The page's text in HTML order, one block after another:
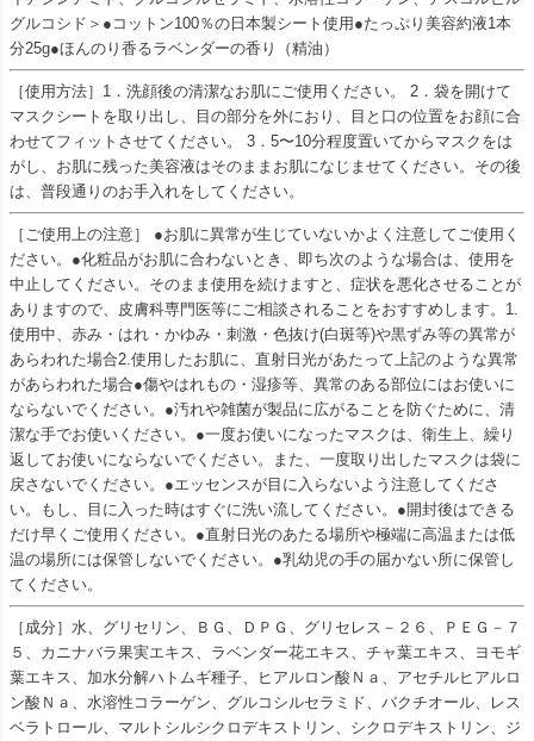
グルコシド＞●コットン100％の日本製シート使用●たっぷり美容約液1本
分25g●ほんのり香るラベンダーの香り（精油）
［使用方法］1．洗顔後の清潔なお肌にご使用ください。 2．袋を開けて
マスクシートを取り出し、目の部分を外におり、目と口の位置をお顔に合
わせてフィットさせてください。 3．5〜10分程度置いてからマスクをは
がし、お肌に残った美容液はそのままお肌になじませてください。その後
は、普段通りのお手入れをしてください。
［ご使用上の注意］ ●お肌に異常が生じていないかよく注意してご使用く
ださい。●化粧品がお肌に合わないとき、即ち次のような場合は、使用を
中止してください。そのまま使用を続けますと、症状を悪化させることが
ありますので、皮膚科専門医等にご相談されることをおすすめします。1.
使用中、赤み・はれ・かゆみ・刺激・色抜け(白斑等)や黒ずみ等の異常が
あらわれた場合2.使用したお肌に、直射日光があたって上記のような異常
があらわれた場合●傷やはれもの・湿疹等、異常のある部位にはお使いに
ならないでください。●汚れや雑菌が製品に広がることを防ぐために、清
潔な手でお使いください。●一度お使いになったマスクは、衛生上、繰り
返してお使いにならないでください。また、一度取り出したマスクは袋に
戻さないでください。●エッセンスが目に入らないよう注意してくださ
い。もし、目に入った時はすぐに洗い流してください。●開封後はできる
だけ早くご使用ください。●直射日光のあたる場所や極端に高温または低
温の場所には保管しないでください。●乳幼児の手の届かない所に保管し
てください。
［成分］水、グリセリン、ＢＧ、ＤＰＧ、グリセレス－２６、ＰＥＧ－７
５、カニナバラ果実エキス、ラベンダー花エキス、チャ葉エキス、ヨモギ
葉エキス、加水分解ハトムギ種子、ヒアルロン酸Ｎａ、アセチルヒアルロ
ン酸Ｎａ、水溶性コラーゲン、グルコシルセラミド、バクチオール、レス
ベラトロール、マルトシルシクロデキストリン、シクロデキストリン、ジ